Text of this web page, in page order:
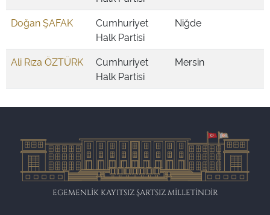
Doğan ŞAFAK
Cumhuriyet
Halk Partisi
Niğde
Ali Rıza ÖZTÜRK
Cumhuriyet
Halk Partisi
Mersin
EGEMENLİK KAYITSIZ ŞARTSIZ MİLLETİNDİR